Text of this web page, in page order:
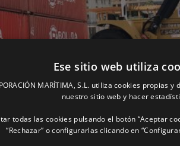
nuevo el Concierto de
Ese sitio web utiliza
MARÍTIMA, S.L. utiliza cookies propias
nuestro sitio web y hacer
todas las cookies pulsando el botón “Aceptar
“Rechazar” o configurarlas clicando en